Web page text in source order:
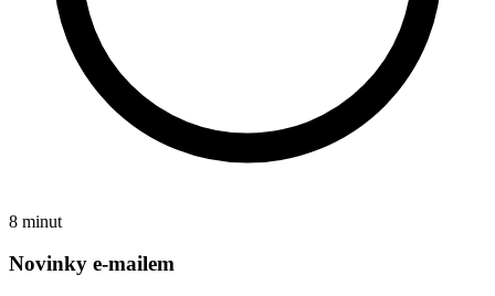
8 minut
Novinky e-mailem